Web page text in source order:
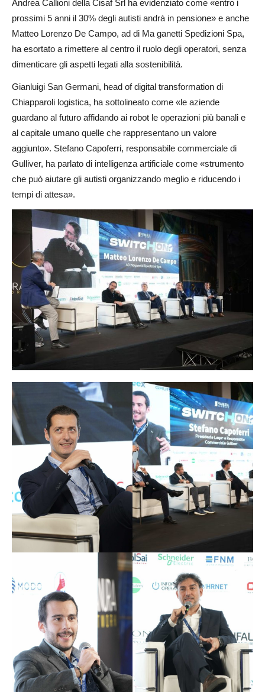
Andrea Callioni della Cisaf Srl ha evidenziato come «entro i
prossimi 5 anni il 30% degli autisti andrà in pensione» e anche
Matteo Lorenzo De Campo, ad di Ma ganetti Spedizioni Spa,
ha esortato a rimettere al centro il ruolo degli operatori, senza
dimenticare gli aspetti legati alla sostenibilità.
Gianluigi San Germani, head of digital transformation di
Chiapparoli logistica, ha sottolineato come «le aziende
guardano al futuro affidando ai robot le operazioni più banali e
al capitale umano quelle che rappresentano un valore
aggiunto». Stefano Capoferri, responsabile commerciale di
Gulliver, ha parlato di intelligenza artificiale come «strumento
che può aiutare gli autisti organizzando meglio e riducendo i
tempi di attesa».